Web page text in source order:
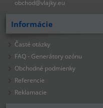
obchod@vlajky.eu
Informácie
Časté otázky
FAQ - Generátory ozónu
Obchodné podmienky
Referencie
Reklamacie